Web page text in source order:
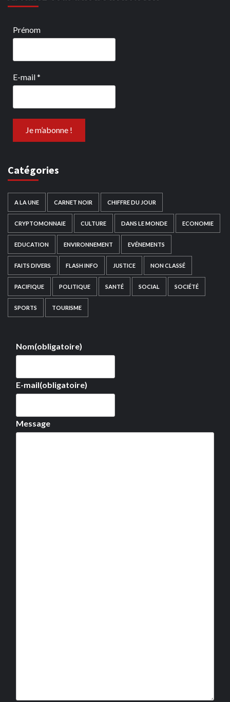
Prénom
E-mail*
Catégories
A LA UNE CARNET NOIR CHIFFRE DU JOUR
CRYPTOMONNAIE CULTURE DANS LE MONDE ECONOMIE
EDUCATION ENVIRONNEMENT EVÉNEMENTS
FAITS DIVERS FLASH INFO JUSTICE NON CLASSÉ
PACIFIQUE POLITIQUE SANTÉ SOCIAL SOCIÉTÉ
SPORTS TOURISME
Nom(obligatoire)
E-mail(obligatoire)
Message